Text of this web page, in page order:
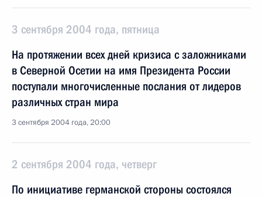
3 сентября 2004 года, пятница
На протяжении всех дней кризиса с заложниками
в Северной Осетии на имя Президента России
поступали многочисленные послания от лидеров
различных стран мира
3 сентября 2004 года, 20:00
2 сентября 2004 года, четверг
По инициативе германской стороны состоялся